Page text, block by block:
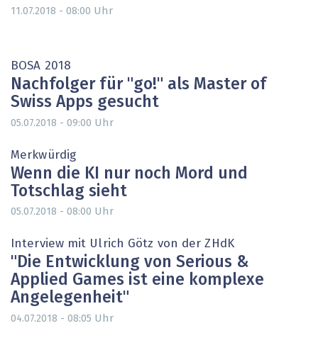
11.07.2018 - 08:00 Uhr
BOSA 2018
Nachfolger für "go!" als Master of
Swiss Apps gesucht
05.07.2018 - 09:00 Uhr
Merkwürdig
Wenn die KI nur noch Mord und
Totschlag sieht
05.07.2018 - 08:00 Uhr
Interview mit Ulrich Götz von der ZHdK
"Die Entwicklung von Serious &
Applied Games ist eine komplexe
Angelegenheit"
04.07.2018 - 08:05 Uhr